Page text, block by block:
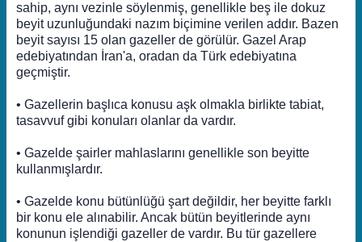
sahip, aynı vezinle söylenmiş, genellikle beş ile dokuz
beyit uzunluğundaki nazım biçimine verilen addır. Bazen
beyit sayısı 15 olan gazeller de görülür. Gazel Arap
edebiyatından İran'a, oradan da Türk edebiyatına
geçmiştir.
• Gazellerin başlıca konusu aşk olmakla birlikte tabiat,
tasavvuf gibi konuları olanlar da vardır.
• Gazelde şairler mahlaslarını genellikle son beyitte
kullanmışlardır.
• Gazelde konu bütünlüğü şart değildir, her beyitte farklı
bir konu ele alınabilir. Ancak bütün beyitlerinde aynı
konunun işlendiği gazeller de vardır. Bu tür gazellere